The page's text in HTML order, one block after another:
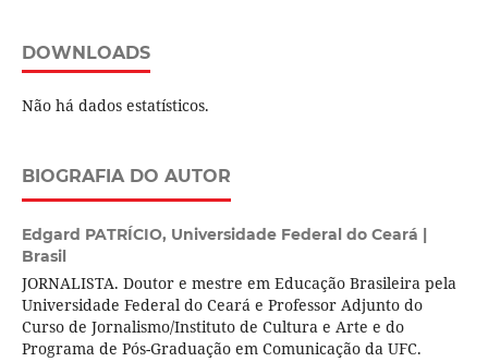
DOWNLOADS
Não há dados estatísticos.
BIOGRAFIA DO AUTOR
Edgard PATRÍCIO, Universidade Federal do Ceará |
Brasil
JORNALISTA. Doutor e mestre em Educação Brasileira pela
Universidade Federal do Ceará e Professor Adjunto do
Curso de Jornalismo/Instituto de Cultura e Arte e do
Programa de Pós-Graduação em Comunicação da UFC.